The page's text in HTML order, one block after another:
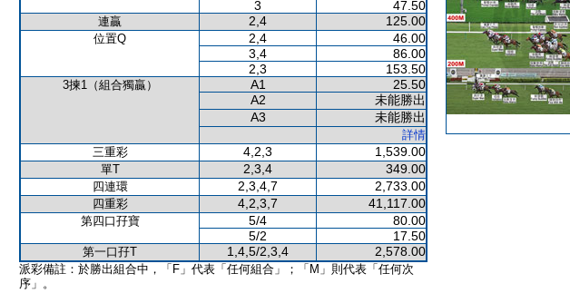
3
47.50
連贏 2,4 125.00
位置Q 2,4
46.00
3,4
86.00
2,3
153.50
3揀1（組合獨贏） A1
25.50
A2
未能勝出
A3
未能勝出
詳情
三重彩
4,2,3 1,539.00
單T 2,3,4 349.00
四連環 2,3,4,7 2,733.00
四重彩 4,2,3,7 41,117.00
第四口孖寶 5/4
80.00
5/2
17.50
第一口孖T 1,4,5/2,3,4 2,578.00
派彩備註：於勝出組合中，「F」代表「任何組合」；「M」則代表「任何次
序」。